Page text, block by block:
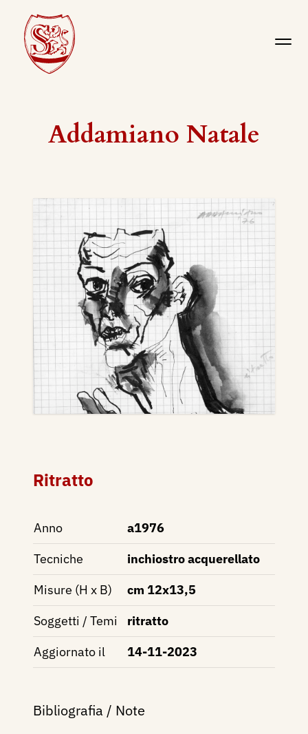
Addamiano Natale
Ritratto
Anno
a1976
Tecniche
inchiostro acquerellato
Misure (H x B)
cm 12x13,5
Soggetti / Temi
ritratto
Aggiornato il
14-11-2023
Bibliografia / Note